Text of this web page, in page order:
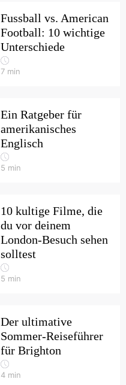
Fussball vs. American
Football: 10 wichtige
Unterschiede
7 min
Ein Ratgeber für
amerikanisches
Englisch
5 min
10 kultige Filme, die
du vor deinem
London-Besuch sehen
solltest
5 min
Der ultimative
Sommer-Reiseführer
für Brighton
4 min